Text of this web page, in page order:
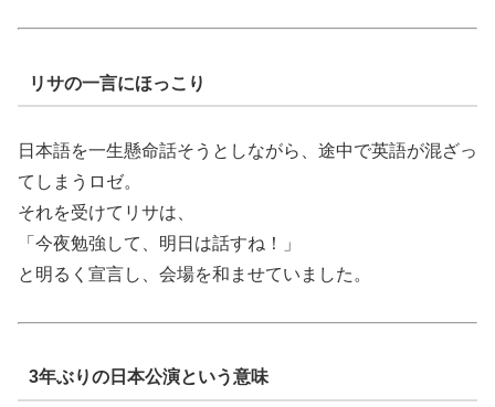
リサの一言にほっこり
日本語を一生懸命話そうとしながら、途中で英語が混ざっ
てしまうロゼ。
それを受けてリサは、
「今夜勉強して、明日は話すね！」
と明るく宣言し、会場を和ませていました。
3年ぶりの日本公演という意味